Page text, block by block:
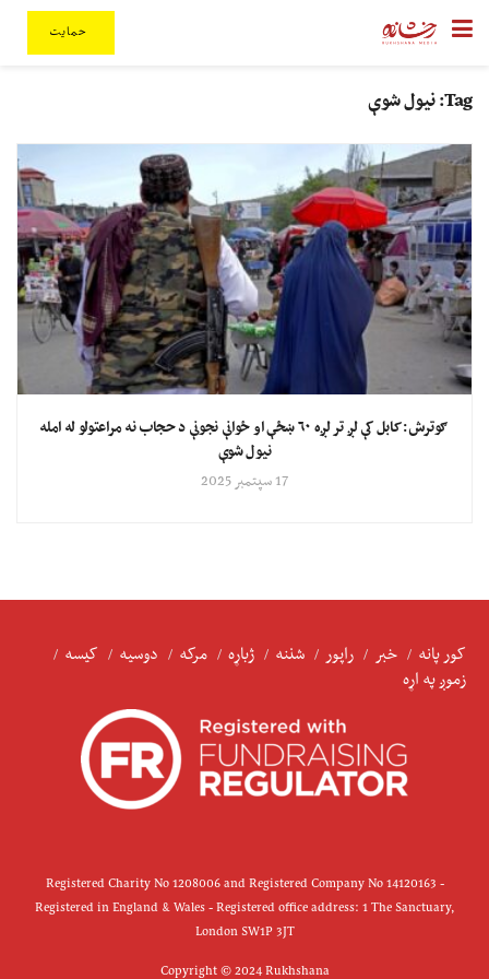
حمایت
Tag: نیول شوې
ګوترش: کابل کې لږ تر لږه ۶۰ ښځې او ځوانې نجونې د حجاب نه مراعتولو له امله
نیول شوې
17 سپتمبر 2025
کور پانه خبر راپور شننه ژباړه مرکه دوسیه
کیسه
زموږ په اړه
Registered Charity No 1208006 and Registered Company No 14120163 -
Registered in England & Wales - Registered office address: 1 The Sanctuary,
London SW1P 3JT
Copyright © 2024 Rukhshana